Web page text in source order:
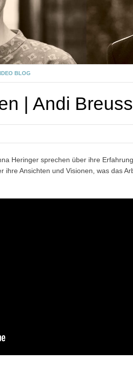
BLOG
| Andi
Heringer sprechen über ihre
ihre Ansichten und Visionen, was das